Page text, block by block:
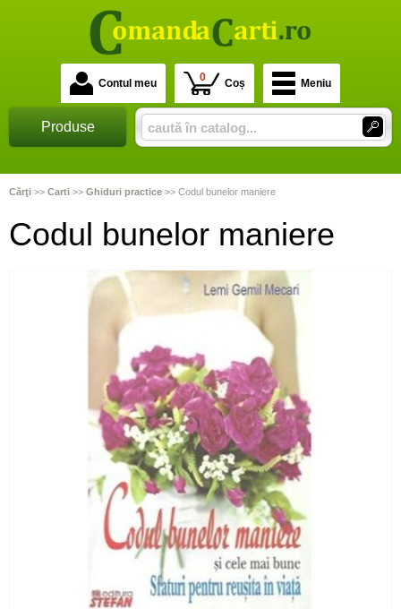
Contul meu 0 Coș Meniu
Produse
Cărţi >> Carti >> Ghiduri practice >> Codul bunelor maniere
Codul bunelor maniere